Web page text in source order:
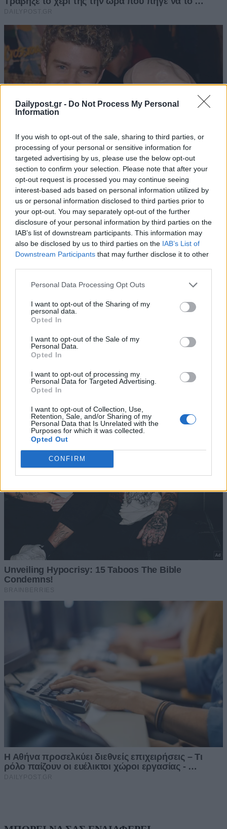
Dailypost.gr - Do Not Process My Personal
Information
If you wish to opt-out of the sale, sharing to third parties, or
processing of your personal or sensitive information for
targeted advertising by us, please use the below opt-out
section to confirm your selection. Please note that after your
opt-out request is processed you may continue seeing
interest-based ads based on personal information utilized by
us or personal information disclosed to third parties prior to
your opt-out. You may separately opt-out of the further
disclosure of your personal information by third parties on the
IAB’s list of downstream participants. This information may
also be disclosed by us to third parties on the IAB’s List of
Downstream Participants that may further disclose it to other
Personal Data Processing Opt Outs
I want to opt-out of the Sharing of my
personal data.
Opted In
I want to opt-out of the Sale of my
Personal Data.
Opted In
I want to opt-out of processing my
Personal Data for Targeted Advertising.
Opted In
I want to opt-out of Collection, Use,
Retention, Sale, and/or Sharing of my
Personal Data that Is Unrelated with the
Purposes for which it was collected.
Opted Out
CONFIRM